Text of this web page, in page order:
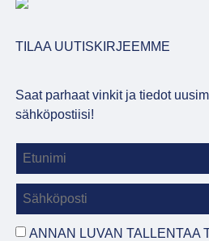
TILAA UUTISKIRJEEMME
Saat parhaat vinkit ja tiedot
sähköpostiisi!
ANNAN LUVAN TALLENTAA